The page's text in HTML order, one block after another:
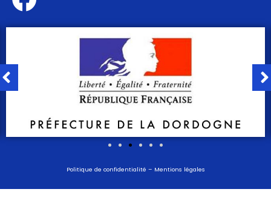
Politique de confidentialité – Mentions légales